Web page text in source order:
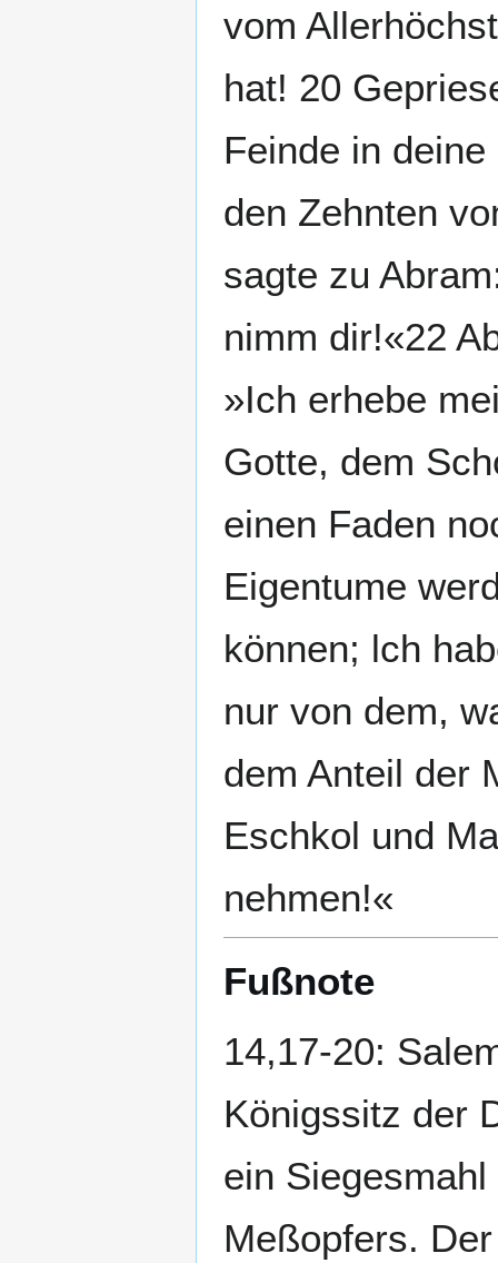
vom
hat! 20
Feinde in
den Zehnten
sagte zu
nimm dir!«22
»Ich erhebe
Gotte, dem
einen Faden
Eigentume
können; lch
nur von dem,
dem Anteil der
Eschkol und
nehmen!«
Fußnote
14,17-20:
Königssitz der
ein
Meßopfers.